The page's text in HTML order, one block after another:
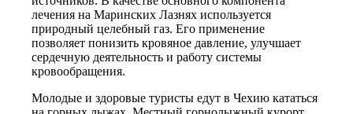
лечения на Маринских Лазнях используется
природный целебный газ. Его применение
позволяет понизить кровяное давление, улучшает
сердечную деятельность и работу системы
кровообращения.
Молодые и здоровые туристы едут в Чехию кататься